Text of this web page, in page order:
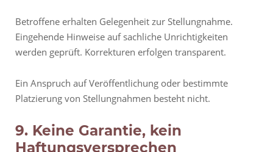
Betroffene erhalten Gelegenheit zur Stellungnahme.
Eingehende Hinweise auf sachliche Unrichtigkeiten
werden geprüft. Korrekturen erfolgen transparent.
Ein Anspruch auf Veröffentlichung oder bestimmte
Platzierung von Stellungnahmen besteht nicht.
9. Keine Garantie, kein
Haftungsversprechen